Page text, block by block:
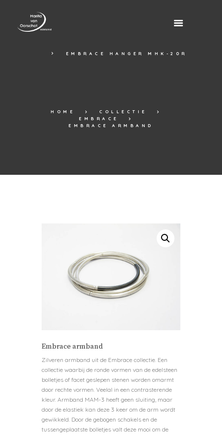
EMBRACE HANGER MHK-20R
HOME
COLLECTIE
EMBRACE
EMBRACE ARMBAND
Embrace armband
Zilveren armband uit de Embrace collectie. Een
collectie waarbij de ronde vormen van de edelsteen
bolletjes of facet geslepen stenen worden omarmt
door rechte vormen. Veelal in een contrasterende
kleur. Armband MAM-3 heeft geen sluiting, maar
door de elastiek kan deze 3 keer om de arm wordt
gewikkeld. Door de gebogen schakels en de
tussengeplaatste bolletjes valt deze mooi om de